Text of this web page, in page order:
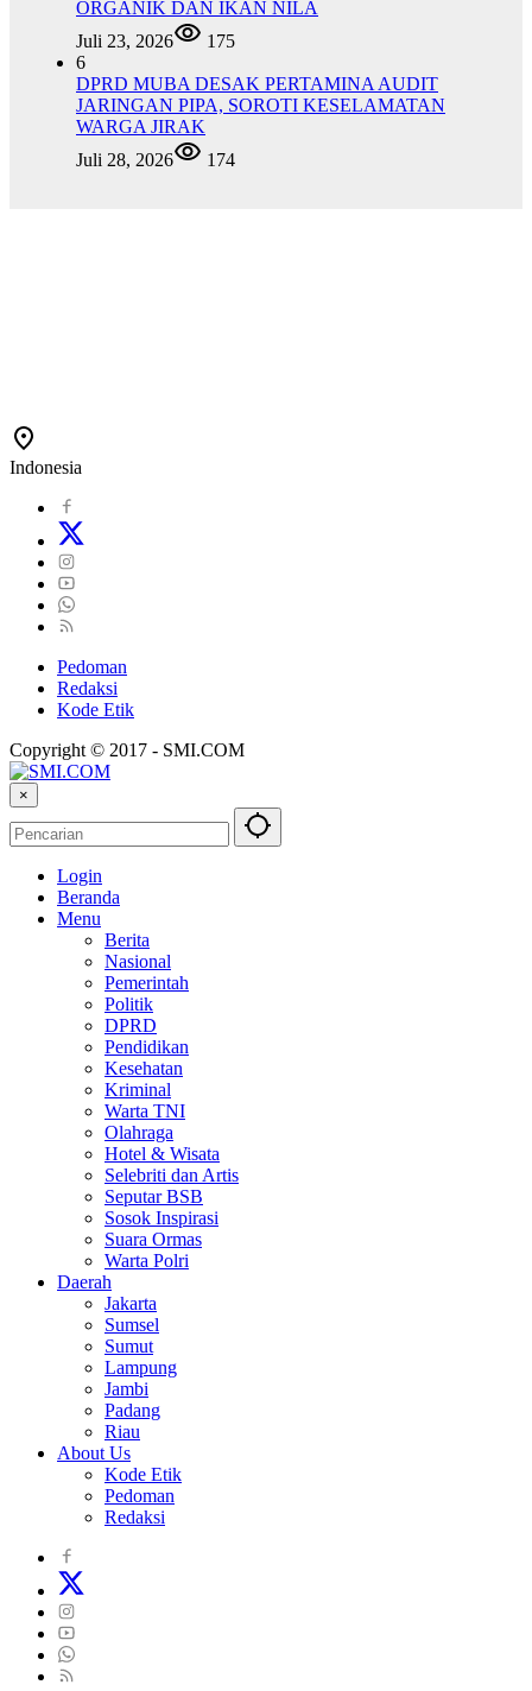
ORGANIK DAN IKAN NILA
Juli 23, 2026
175
6
DPRD MUBA DESAK PERTAMINA AUDIT
JARINGAN PIPA, SOROTI KESELAMATAN
WARGA JIRAK
Juli 28, 2026
174
Indonesia
Pedoman
Redaksi
Kode Etik
Copyright © 2017 - SMI.COM
×
Login
Beranda
Menu
Berita
Nasional
Pemerintah
Politik
DPRD
Pendidikan
Kesehatan
Kriminal
Warta TNI
Olahraga
Hotel & Wisata
Selebriti dan Artis
Seputar BSB
Sosok Inspirasi
Suara Ormas
Warta Polri
Daerah
Jakarta
Sumsel
Sumut
Lampung
Jambi
Padang
Riau
About Us
Kode Etik
Pedoman
Redaksi